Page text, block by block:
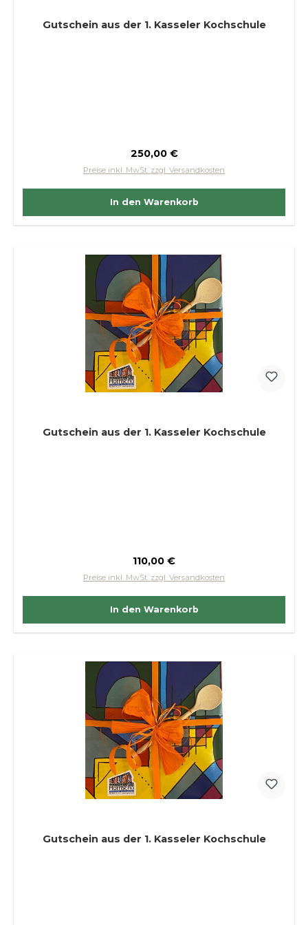
Gutschein aus der 1. Kasseler Kochschule
Regulärer Preis:
250,00 €
Preise inkl. MwSt. zzgl. Versandkosten
In den Warenkorb
Gutschein aus der 1. Kasseler Kochschule
Regulärer Preis:
110,00 €
Preise inkl. MwSt. zzgl. Versandkosten
In den Warenkorb
Gutschein aus der 1. Kasseler Kochschule